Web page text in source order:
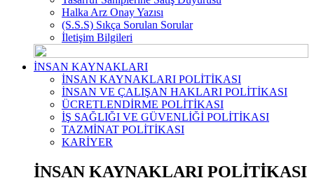
Halka Arz Onay Yazısı
(S.S.S) Sıkça Sorulan Sorular
İletişim Bilgileri
İNSAN KAYNAKLARI
İNSAN KAYNAKLARI POLİTİKASI
İNSAN VE ÇALIŞAN HAKLARI POLİTİKASI
ÜCRETLENDİRME POLİTİKASI
İŞ SAĞLIĞI VE GÜVENLİĞİ POLİTİKASI
TAZMİNAT POLİTİKASI
KARİYER
İNSAN KAYNAKLARI POLİTİKASI